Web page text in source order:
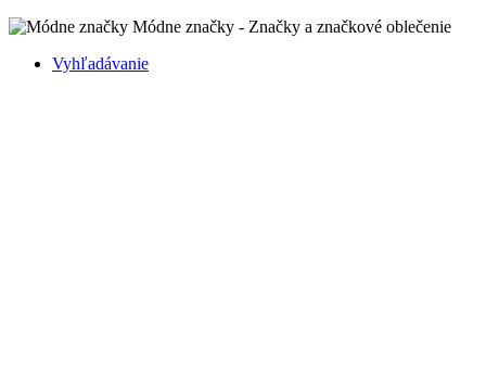
Módne značky - Značky a značkové oblečenie
Vyhľadávanie